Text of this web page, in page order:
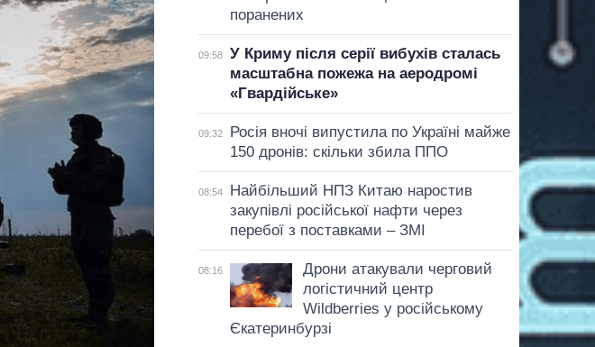
поранених
09:58
У Криму після серії вибухів сталась
масштабна пожежа на аеродромі
«Гвардійське»
09:32
Росія вночі випустила по Україні майже
150 дронів: скільки збила ППО
08:54
Найбільший НПЗ Китаю наростив
закупівлі російської нафти через
перебої з поставками – ЗМІ
08:16
Дрони атакували черговий
логістичний центр
Wildberries у російському
Єкатеринбурзі